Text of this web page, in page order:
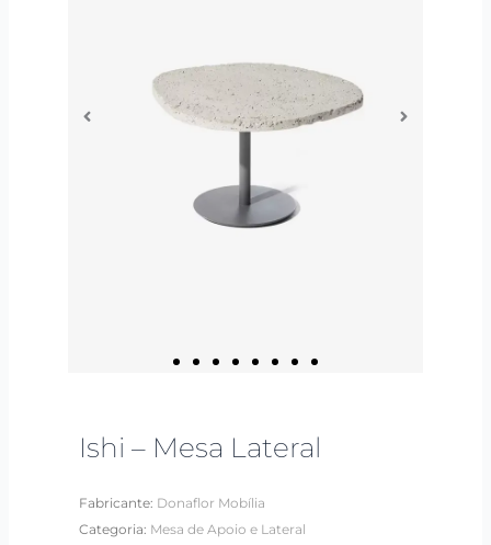
Ishi – Mesa Lateral
Fabricante: Donaflor Mobília
Categoria: Mesa de Apoio e Lateral